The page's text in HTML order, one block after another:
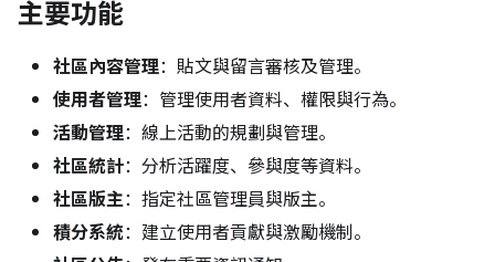
主要功能
社區內容管理：貼文與留言審核及管理。
使用者管理：管理使用者資料、權限與行為。
活動管理：線上活動的規劃與管理。
社區統計：分析活躍度、參與度等資料。
社區版主：指定社區管理員與版主。
積分系統：建立使用者貢獻與激勵機制。